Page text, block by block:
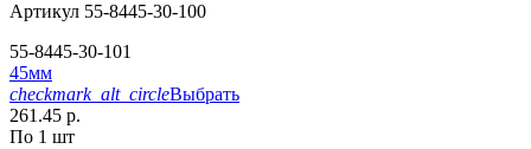
Артикул 55-8445-30-100
55-8445-30-101
45мм
checkmark_alt_circleВыбрать
261.45 р.
По 1 шт